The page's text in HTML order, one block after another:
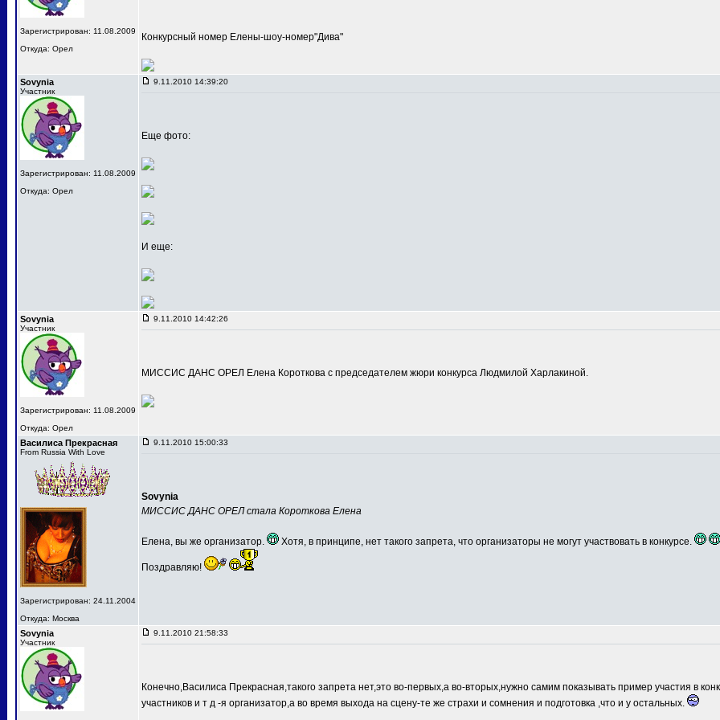
Зарегистрирован: 11.08.2009
Откуда: Орел
Конкурсный номер Елены-шоу-номер"Дива"
Sovynia
Участник
Зарегистрирован: 11.08.2009
Откуда: Орел
9.11.2010 14:39:20
Еще фото:
И еще:
Sovynia
Участник
Зарегистрирован: 11.08.2009
Откуда: Орел
9.11.2010 14:42:26
МИССИС ДАНС ОРЕЛ Елена Короткова с председателем жюри конкурса Людмилой Харлакиной.
Василиса Прекрасная
From Russia With Love
Зарегистрирован: 24.11.2004
Откуда: Москва
9.11.2010 15:00:33
Sovynia
МИССИС ДАНС ОРЕЛ стала Короткова Елена
Елена, вы же организатор. Хотя, в принципе, нет такого запрета, что организаторы не могут участвовать в конкурсе.
Поздравляю!
Sovynia
Участник
9.11.2010 21:58:33
Конечно,Василиса Прекрасная,такого запрета нет,это во-первых,а во-вторых,нужно самим показывать пример участия в
участников и т д -я организатор,а во время выхода на сцену-те же страхи и сомнения и подготовка ,что и у остальных.